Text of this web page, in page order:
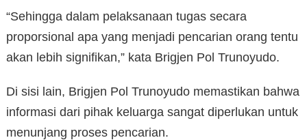
“Sehingga dalam pelaksanaan tugas secara
proporsional apa yang menjadi pencarian orang tentu
akan lebih signifikan,” kata Brigjen Pol Trunoyudo.
Di sisi lain, Brigjen Pol Trunoyudo memastikan bahwa
informasi dari pihak keluarga sangat diperlukan untuk
menunjang proses pencarian.